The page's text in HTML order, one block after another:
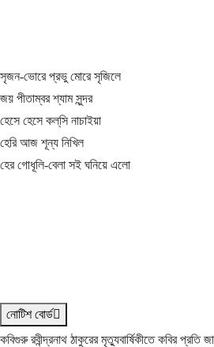
সৃজন-ভোরে প্রভু মোরে সৃজিলে
জয় পীতাম্বর শ্যাম সুন্দর
হেসে হেসে কল্‌সি নাচাইয়া
হেরি আজ শূন্য নিখিল
হের গোধূলি-বেলা সই ঘনিয়ে এলো
নোটিশ বোর্ড
কবিগুরু রবীন্দ্রনাথ ঠাকুরের মৃত্যুবার্ষিকীতে কবির প্রতি